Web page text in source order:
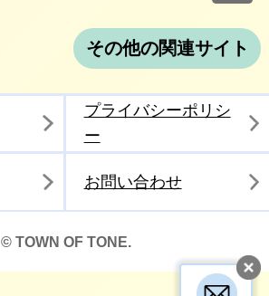
その他の関連サイト
プライバシーポリシ
ー
お問い合わせ
© TOWN OF TONE.